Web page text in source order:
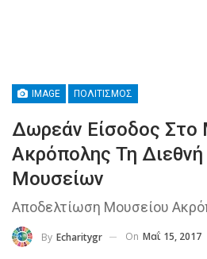
IMAGE ΠΟΛΙΤΙΣΜΌΣ
Δωρεάν Είσοδος Στο
Ακρόπολης Τη
Μουσείων
Αποδελτίωση Μουσείου
By Echaritygr On Μαΐ 15, 2017